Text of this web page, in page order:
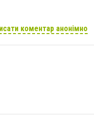
коментар анонімно